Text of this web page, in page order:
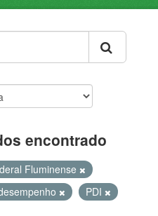
encontrado
Fluminense
PDI